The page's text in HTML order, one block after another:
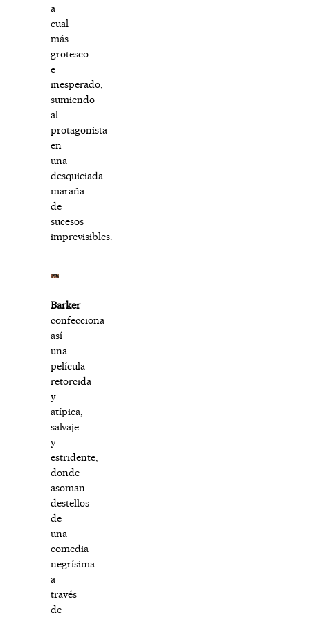
a
cual
más
grotesco
e
inesperado,
sumiendo
al
protagonista
en
una
desquiciada
maraña
de
sucesos
imprevisibles.
Barker
confecciona
así
una
película
retorcida
y
atípica,
salvaje
y
estridente,
donde
asoman
destellos
de
una
comedia
negrísima
a
través
de